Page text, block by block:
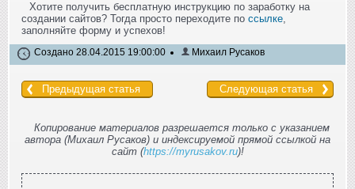
Хотите получить бесплатную инструкцию по заработку на
создании сайтов? Тогда просто переходите по ссылке,
заполняйте форму и успехов!
Создано 28.04.2015 19:00:00 Михаил Русаков
Предыдущая статья Следующая статья
Копирование материалов разрешается только с указанием
автора (Михаил Русаков) и индексируемой прямой ссылкой на
сайт (https://myrusakov.ru)!